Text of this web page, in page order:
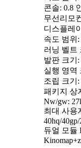
콘솔: 0.8
무선리모
디스플레
속도 범위:
러닝 벨트
발판 크기:
실행 영역
조립 크기:
패키지 상
Nw/gw:
최대 사용
40hq/
듀얼 모듈